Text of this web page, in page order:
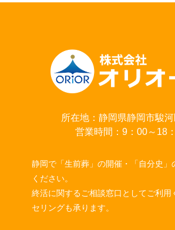
所在地：静岡県静岡市駿河
営業時間：9：00～18
静岡で「生前葬」の開催・「自分史」
ください。
終活に関するご相談窓口としてご利用
セリングも承ります。